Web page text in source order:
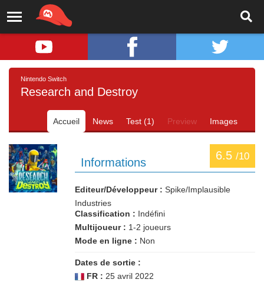
Nintendo Switch
Research and Destroy
Accueil News Test (1) Preview Images
6.5 /10
Informations
Editeur/Développeur : Spike/Implausible
Industries
Classification : Indéfini
Multijoueur : 1-2 joueurs
Mode en ligne : Non
Dates de sortie :
FR : 25 avril 2022